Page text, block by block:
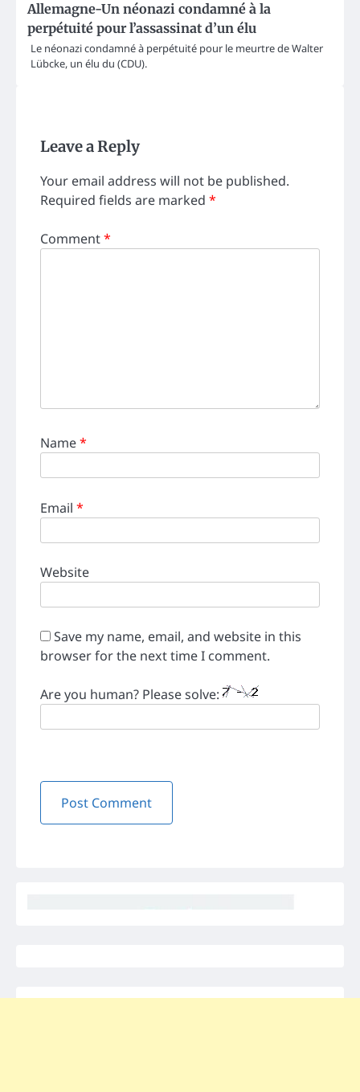
Allemagne-Un néonazi condamné à la
perpétuité pour l’assassinat d’un élu
Le néonazi condamné à perpétuité pour le meurtre de Walter
Lübcke, un élu du (CDU).
Leave a Reply
Your email address will not be published.
Required fields are marked *
Comment*
Name*
Email *
Website
Save my name, email, and website in this
browser for the next time I comment.
Are you human? Please solve: